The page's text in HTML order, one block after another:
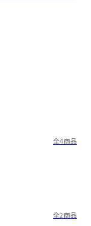
全4商品
全2商品